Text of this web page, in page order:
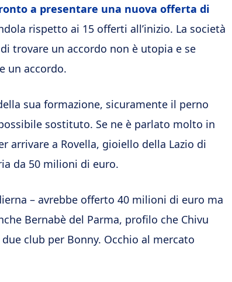
a presentare una nuova offerta di
rispetto ai 15 offerti all’inizio. La società
trovare un accordo non è utopia e se
un accordo.
sua formazione, sicuramente il perno
sostituto. Se ne è parlato molto in
arrivare a Rovella, gioiello della Lazio di
da 50 milioni di euro.
– avrebbe offerto 40 milioni di euro ma
Bernabè del Parma, profilo che Chivu
club per Bonny. Occhio al mercato